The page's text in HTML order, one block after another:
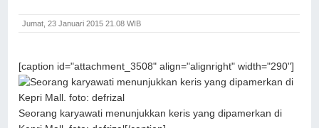
Jumat, 23 Januari 2015 21.08 WIB
[caption id="attachment_3508" align="alignright" width="290"]
Seorang karyawati menunjukkan keris yang dipamerkan di